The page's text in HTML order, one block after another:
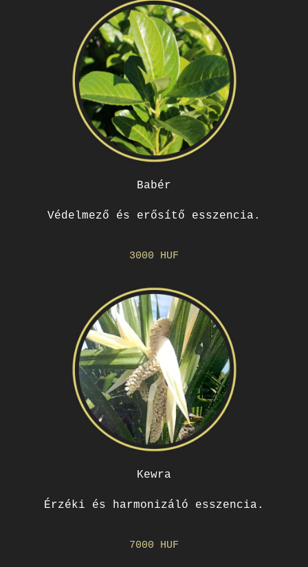
Babér
Védelmező és erősítő esszencia.
3000 HUF
Kewra
Érzéki és harmonizáló esszencia.
7000 HUF